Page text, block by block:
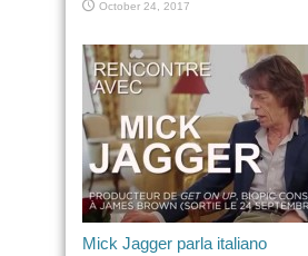
October 24, 2017
Mick Jagger parla italiano